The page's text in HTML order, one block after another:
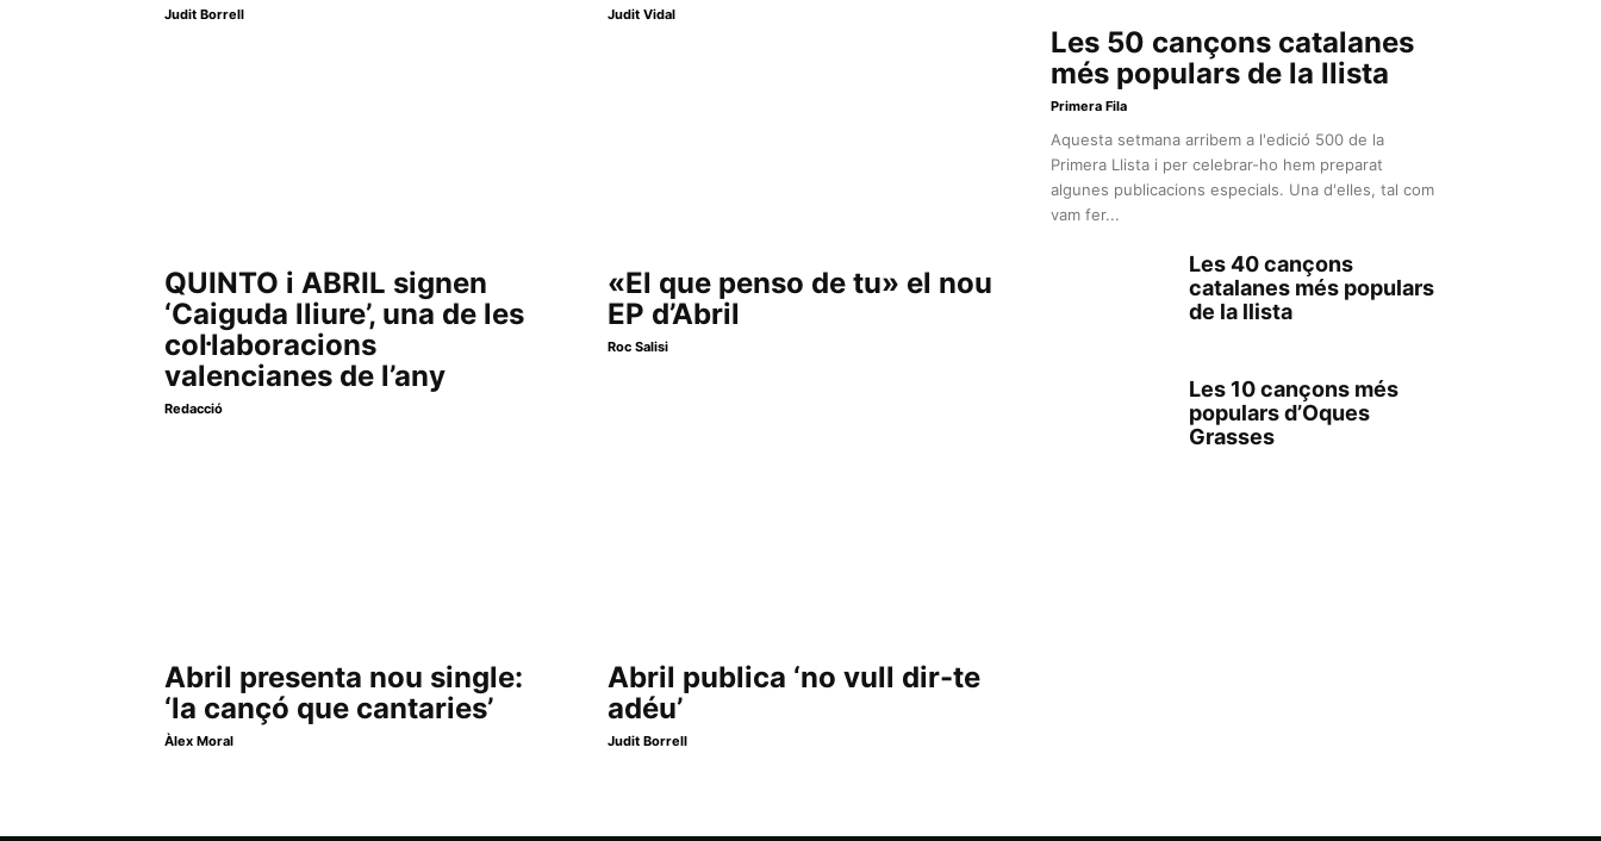
Judit Borrell Judit Vidal
QUINTO i ABRIL signen
‘Caiguda lliure’, una de les
col·laboracions
valencianes de l’any
Redacció
«El que penso de tu» el nou
EP d’Abril
Roc Salisi
Abril presenta nou single:
‘la cançó que cantaries’
Àlex Moral
Abril publica ‘no vull dir-te
adéu’
Judit Borrell
Les 50 cançons catalanes
més populars de la llista
Primera Fila
Aquesta setmana arribem a l'edició 500 de la
Primera Llista i per celebrar-ho hem preparat
algunes publicacions especials. Una d'elles, tal com
vam fer...
Les 40 cançons
catalanes més populars
de la llista
Les 10 cançons més
populars d’Oques
Grasses